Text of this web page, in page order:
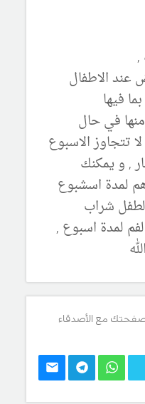
,
عند الاطفال
فيها
في حال
تتجاوز الاسبوع
, و يمكنك
لمدة اسشبوع
شراب
لمدة اسبوع ,
صفحتك مع الأصدقاء